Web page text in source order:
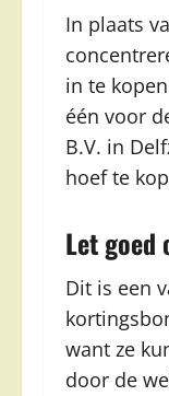
In plaats
in te
één voor
B.V. in
hoef te
Let goed
Dit is een
want ze
door de